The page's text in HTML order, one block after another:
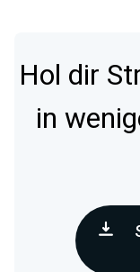
Hol dir
in